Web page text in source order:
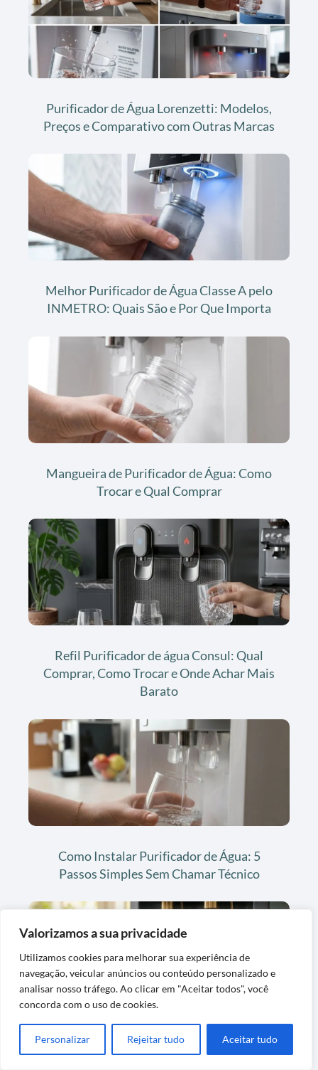
Valorizamos a sua privacidade
Utilizamos cookies para melhorar sua experiência de
navegação, veicular anúncios ou conteúdo personalizado e
analisar nosso tráfego. Ao clicar em "Aceitar todos", você
concorda com o uso de cookies.
Personalizar Rejeitar tudo Aceitar tudo
Purificador de Água Lorenzetti: Modelos,
Preços e Comparativo com Outras Marcas
Melhor Purificador de Água Classe A pelo
INMETRO: Quais São e Por Que Importa
Mangueira de Purificador de Água: Como
Trocar e Qual Comprar
Refil Purificador de água Consul: Qual
Comprar, Como Trocar e Onde Achar Mais
Barato
Como Instalar Purificador de Água: 5
Passos Simples Sem Chamar Técnico
Purificador de Água Everest: Linha Soft,
Modelos e Qual é o Melhor